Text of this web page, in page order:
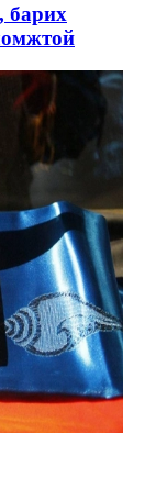
барих